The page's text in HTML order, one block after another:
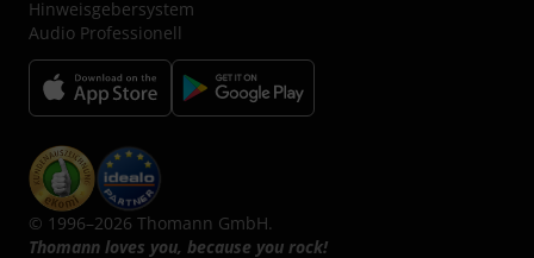
Hinweisgebersystem
Audio Professionell
© 1996–2026 Thomann GmbH.
Thomann loves you, because you rock!